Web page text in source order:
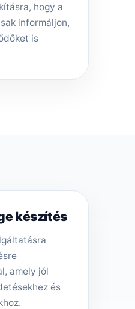
hogy a
informáljon,
is
készítés
amely jól
és